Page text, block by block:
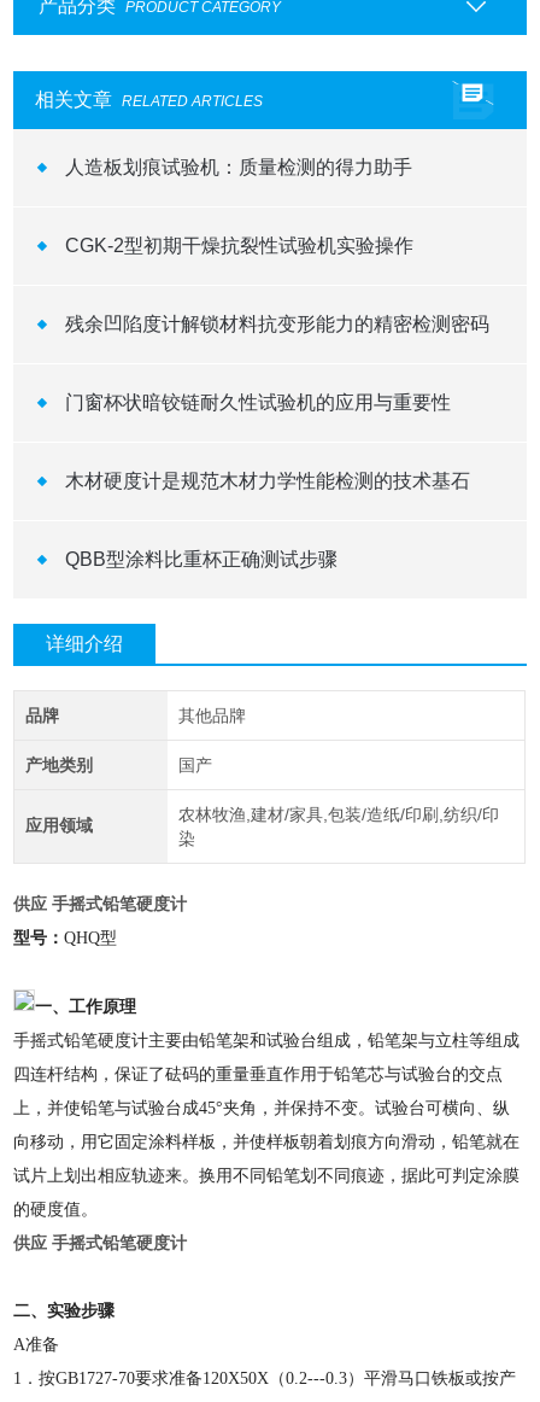
产品分类 PRODUCT CATEGORY
相关文章 RELATED ARTICLES
人造板划痕试验机：质量检测的得力助手
CGK-2型初期干燥抗裂性试验机实验操作
残余凹陷度计解锁材料抗变形能力的精密检测密码
门窗杯状暗铰链耐久性试验机的应用与重要性
木材硬度计是规范木材力学性能检测的技术基石
QBB型涂料比重杯正确测试步骤
详细介绍
品牌 其他品牌
产地类别 国产
应用领域
农林牧渔,建材/家具,包装/造纸/印刷,纺织/印
染
供应 手摇式铅笔硬度计
型号：QHQ型
一、工作原理
手摇式铅笔硬度计主要由铅笔架和试验台组成，铅笔架与立柱等组成
四连杆结构，保证了砝码的重量垂直作用于铅笔芯与试验台的交点
上，并使铅笔与试验台成45°夹角，并保持不变。试验台可横向、纵
向移动，用它固定涂料样板，并使样板朝着划痕方向滑动，铅笔就在
试片上划出相应轨迹来。换用不同铅笔划不同痕迹，据此可判定涂膜
的硬度值。
供应 手摇式铅笔硬度计
二、实验步骤
A准备
1．按GB1727-70要求准备120X50X（0.2---0.3）平滑马口铁板或按产